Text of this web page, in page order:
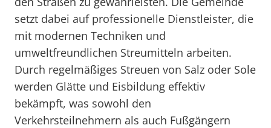
setzt dabei auf professionelle Dienstleister, die
mit modernen Techniken und
umweltfreundlichen Streumitteln arbeiten.
Durch regelmäßiges Streuen von Salz oder Sole
werden Glätte und Eisbildung effektiv
bekämpft, was sowohl den
Verkehrsteilnehmern als auch Fußgängern